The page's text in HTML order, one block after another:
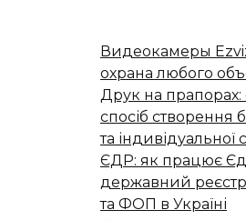
Видеокамеры
охрана любого
Друк на прапорах:
спосіб створення
та індивідуальної
ЄДР: як працює
державний
та ФОП в Україні